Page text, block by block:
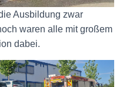
Ausbildung zwar
waren alle mit großem
dabei.